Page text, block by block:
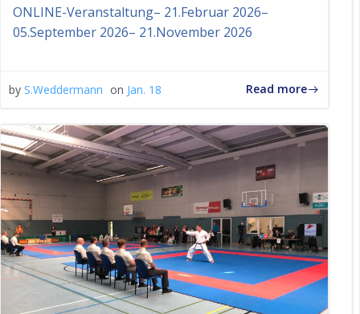
ONLINE-Veranstaltung– 21.Februar 2026–
05.September 2026– 21.November 2026
by S.Weddermann on Jan. 18 Read more